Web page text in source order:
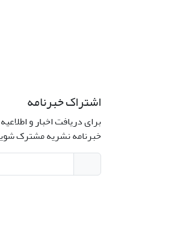
اشتراک خبرنامه
برای دریافت اخبار و
خبرنامه نشریه مشترک